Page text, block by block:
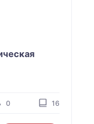
0 16